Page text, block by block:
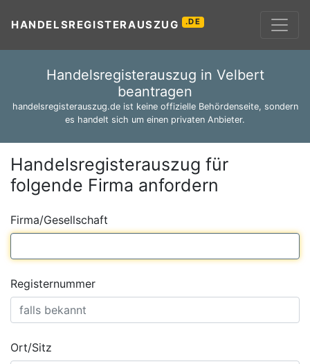
HANDELSREGISTERAUSZUG .DE
Handelsregisterauszug in Velbert
beantragen
handelsregisterauszug.de ist keine offizielle Behördenseite, sondern
es handelt sich um einen privaten Anbieter.
Handelsregisterauszug für
folgende Firma anfordern
Firma/Gesellschaft
Registernummer
Ort/Sitz